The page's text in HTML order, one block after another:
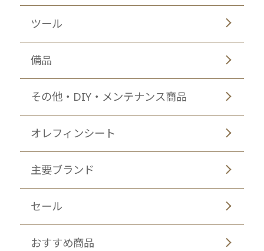
ツール
備品
その他・DIY・メンテナンス商品
オレフィンシート
主要ブランド
セール
おすすめ商品